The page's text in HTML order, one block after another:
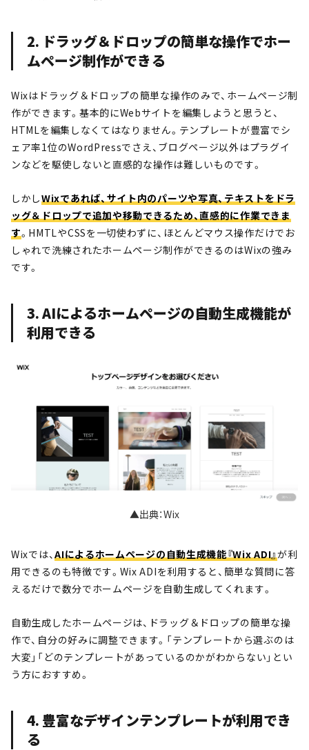
2. ドラッグ＆ドロップの簡単な操作でホー
ムページ制作ができる
Wixはドラッグ＆ドロップの簡単な操作のみで、ホームページ制
作ができます。基本的にWebサイトを編集しようと思うと、
HTMLを編集しなくてはなりません。テンプレートが豊富でシ
ェア率1位のWordPressでさえ、ブログページ以外はプラグイ
ンなどを駆使しないと直感的な操作は難しいものです。
しかしWixであれば、サイト内のパーツや写真、テキストをドラ
ッグ＆ドロップで追加や移動できるため、直感的に作業できま
す。 HMTLやCSSを一切使わずに、ほとんどマウス操作だけでお
しゃれで洗練されたホームページ制作ができるのはWixの強み
です。
3. AIによるホームページの自動生成機能が
利用できる
▲出典：Wix
Wixでは、AIによるホームページの 自動生成機能『Wix ADI』が利
用できるのも特徴です。Wix ADIを利用すると、簡単な質問に答
えるだけで数分でホームページを自動生成してくれます。
自動生成したホームページは、ドラッグ＆ドロップの簡単な操
作で、自分の好みに調整できます。 「テンプレートから選ぶのは
大変」「どのテンプレートがあっているのかがわからない」とい
う方におすすめ。
4. 豊富なデザインテンプレートが利用でき
る